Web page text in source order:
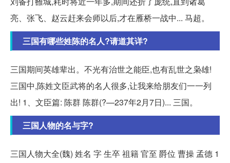
亮、张飞、赵云赶来会师以后,才在雁桥一战中... 马超。
三国有哪些姓陈的名人?请道其详?
三国期间英雄辈出。不光有治世之能臣,也有乱世之枭雄!
三国中,陈姓文臣武将的名人很多,让我来给朋友们一一列
出! 1、文臣篇: 陈群 陈群(?—237年2月7日)... 三国。
三国人物的名与字?
三国人物大全(魏) 姓名 字 生卒 祖籍 官至 爵位 曹操 孟德 1